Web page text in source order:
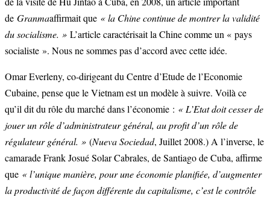
de Granmaaffirmait que « la Chine continue de montrer la validité
du socialisme. » L’article caractérisait la Chine comme un « pays
socialiste ». Nous ne sommes pas d’accord avec cette idée.
Omar Everleny, co-dirigeant du Centre d’Etude de l’Economie
Cubaine, pense que le Vietnam est un modèle à suivre. Voilà ce
qu’il dit du rôle du marché dans l’économie : « L’Etat doit cesser de
jouer un rôle d’administrateur général, au profit d’un rôle de
régulateur général. » (Nueva Sociedad, Juillet 2008.) A l’inverse, le
camarade Frank Josué Solar Cabrales, de Santiago de Cuba, affirme
que « l’unique manière, pour une économie planifiée, d’augmenter
la productivité de façon différente du capitalisme, c’est le contrôle